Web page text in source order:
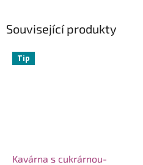
Související produkty
Tip
Kavárna s cukrárnou-